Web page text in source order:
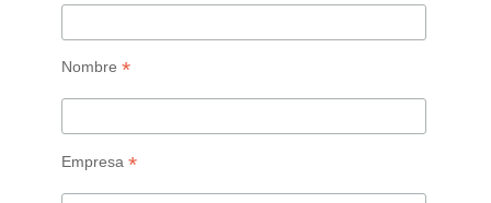
Nombre *
Empresa *